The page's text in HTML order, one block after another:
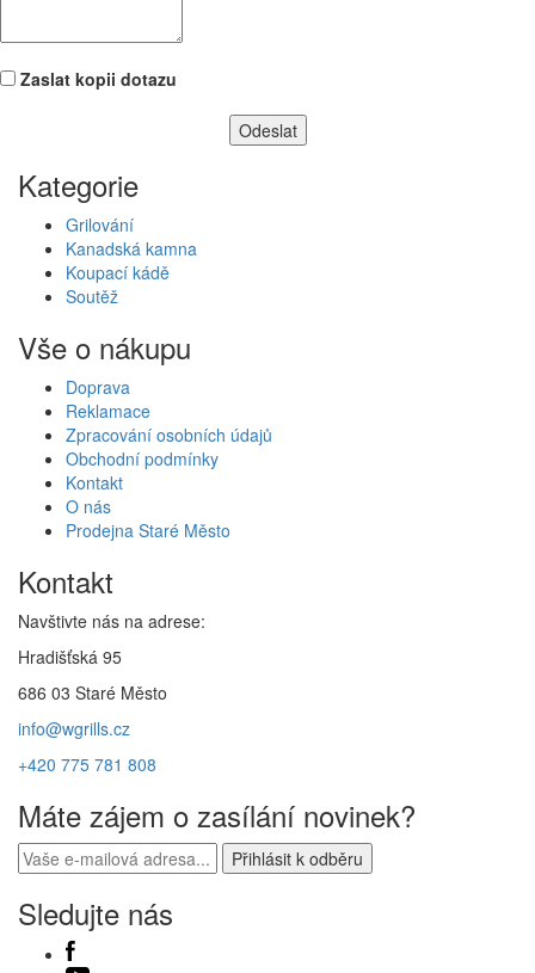
Zaslat kopii dotazu
Kategorie
Grilování
Kanadská kamna
Koupací kádě
Soutěž
Vše o nákupu
Doprava
Reklamace
Zpracování osobních údajů
Obchodní podmínky
Kontakt
O nás
Prodejna Staré Město
Kontakt
Navštivte nás na adrese:
Hradišťská 95
686 03 Staré Město
info@wgrills.cz
+420 775 781 808
Máte zájem o zasílání novinek?
Sledujte nás